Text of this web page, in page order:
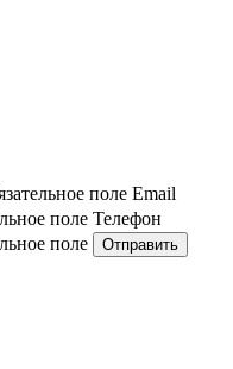
поле Email
поле Телефон
поле